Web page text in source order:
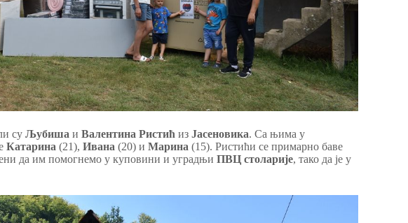
су Љубиша и Валентина Ристић из Јасеновика. Са њима у
Катарина (21), Ивана (20) и Марина (15). Ристићи се примарно баве
да им помогнемо у куповини и уградњи ПВЦ столарије, тако да је у